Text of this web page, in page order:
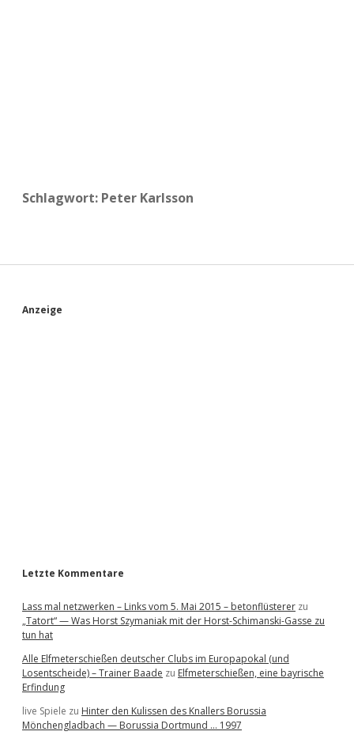
Schlagwort: Peter Karlsson
S
Anzeige
Letzte Kommentare
Lass mal netzwerken – Links vom 5. Mai 2015 – betonflüsterer zu
„Tatort“ — Was Horst Szymaniak mit der Horst-Schimanski-Gasse zu
tun hat
Alle Elfmeterschießen deutscher Clubs im Europapokal (und
Losentscheide) – Trainer Baade zu Elfmeterschießen, eine bayrische
Erfindung
live Spiele zu Hinter den Kulissen des Knallers Borussia
Mönchengladbach — Borussia Dortmund … 1997